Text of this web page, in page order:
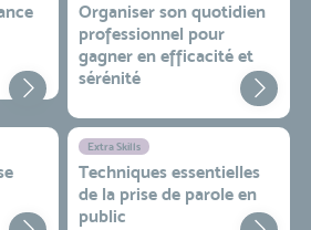
Organiser son quotidien
professionnel pour
gagner en efficacité et
sérénité
Extra Skills
Techniques essentielles
de la prise de parole en
public